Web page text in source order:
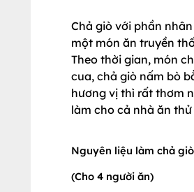
Chả giò với phần
một món ăn truyền
Theo thời gian, món
cua, chả giò nấm bò
hương vị thì rất thơm
làm cho cả nhà ăn
Nguyên liệu làm chả
(Cho 4 người ăn)